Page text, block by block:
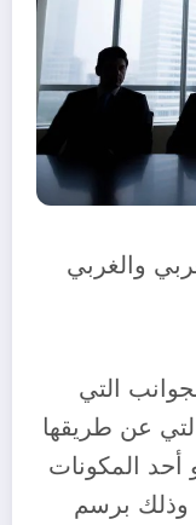
والغربي
التي
عن طريقها
المكونات
وذلك برسم